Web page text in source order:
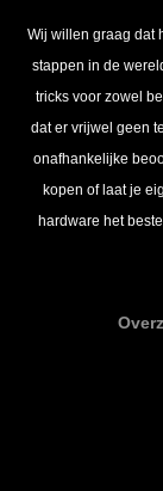
Wij willen graag dat
stappen in de
tricks voor zowel
dat er vrijwel geen
onafhankelijke
kopen of laat je
hardware het